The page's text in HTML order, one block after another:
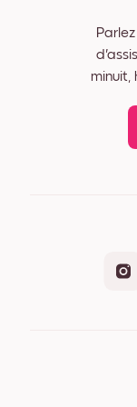
minuit,